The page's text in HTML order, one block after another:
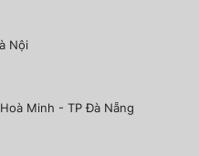
Nội
Minh - TP Đà Nẵng